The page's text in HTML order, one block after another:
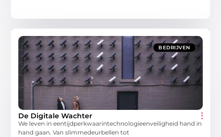
BEDRIJVEN
De Digitale Wachter
We leven in eentijdperkwaarintechnologieenveiligheid hand in
hand gaan. Van slimmedeurbellen tot